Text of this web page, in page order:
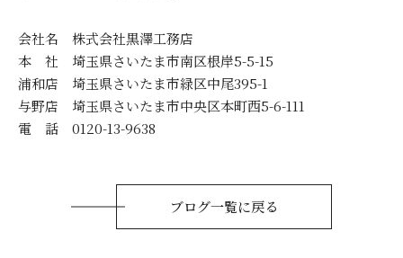
会社名 株式会社黒澤工務店
本 社 埼玉県さいたま市南区根岸5-5-15
浦和店 埼玉県さいたま市緑区中尾395-1
与野店 埼玉県さいたま市中央区本町西5-6-111
電 話 0120-13-9638
ブログ一覧に戻る